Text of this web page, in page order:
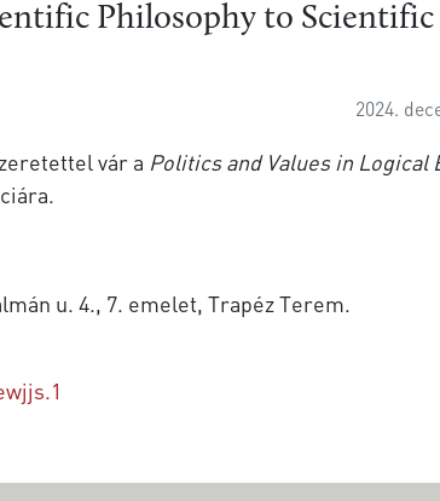
Philosophy to
2024.
vár a Politics and Values in
u. 4., 7. emelet, Trapéz Terem.